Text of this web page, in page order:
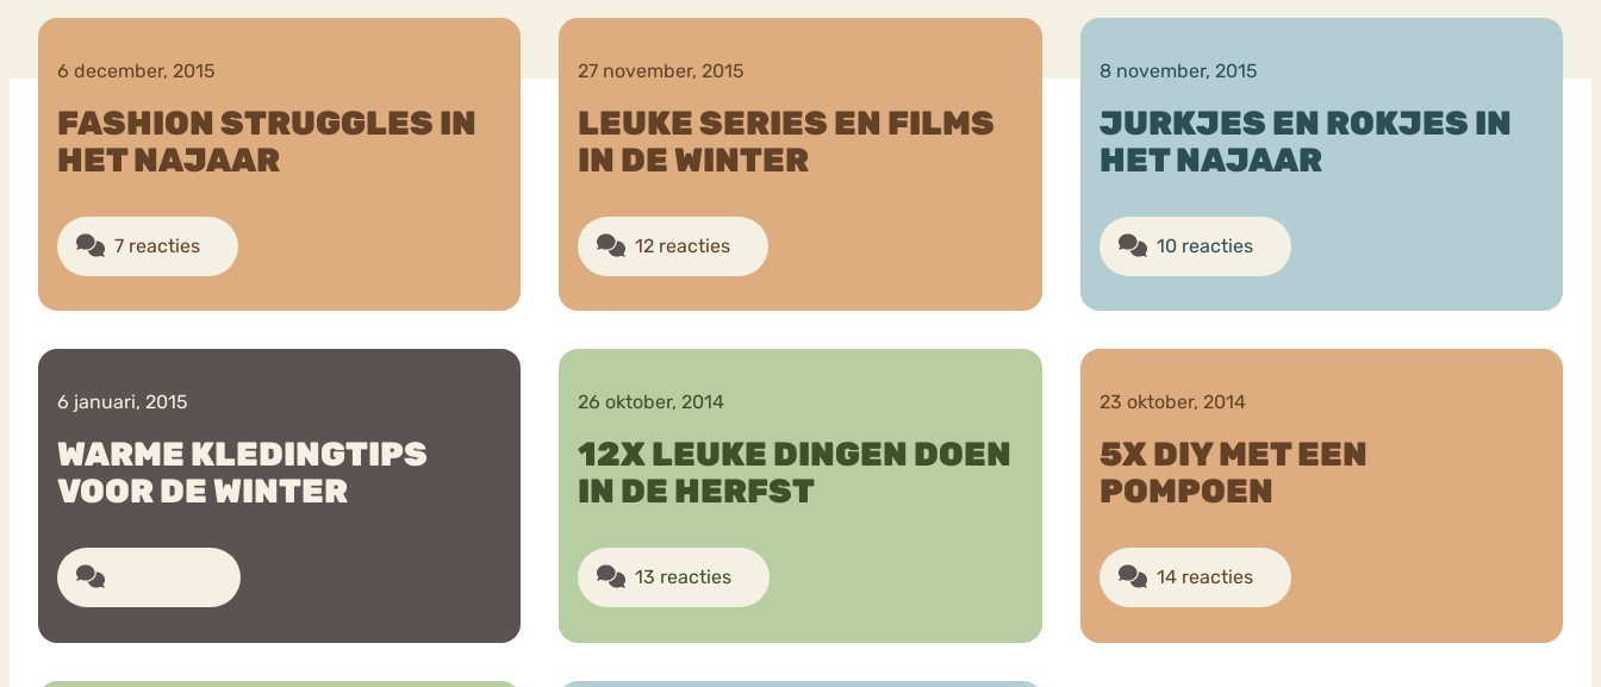
6 december, 2015
FASHION STRUGGLES IN
HET NAJAAR
7 reacties
27 november, 2015
LEUKE SERIES EN FILMS
IN DE WINTER
12 reacties
8 november, 2015
JURKJES EN ROKJES IN
HET NAJAAR
10 reacties
6 januari, 2015
WARME KLEDINGTIPS
VOOR DE WINTER
26 oktober, 2014
12X LEUKE DINGEN DOEN
IN DE HERFST
13 reacties
23 oktober, 2014
5X DIY MET EEN
POMPOEN
14 reacties
VEEL GEZOCHTE TERMEN
Boulimia Nervosa Anorexia Nervosa Piekeren Sport
Orthorexia